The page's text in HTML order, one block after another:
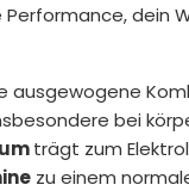
dein
ausgewogene
bei
trägt zum
zu einem